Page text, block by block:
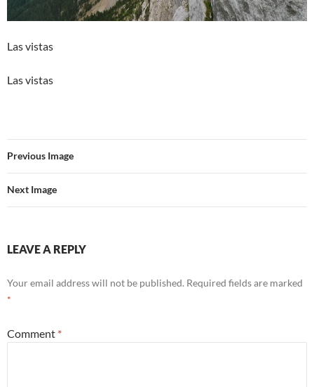
Las vistas
Las vistas
Previous Image
Next Image
LEAVE A REPLY
Your email address will not be published. Required fields are marked
*
Comment *